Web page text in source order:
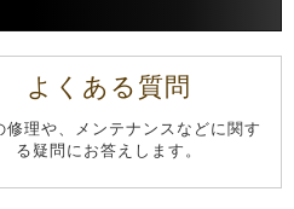
よくある質問
修理や、メンテナンスなどに関す
る疑問にお答えします。